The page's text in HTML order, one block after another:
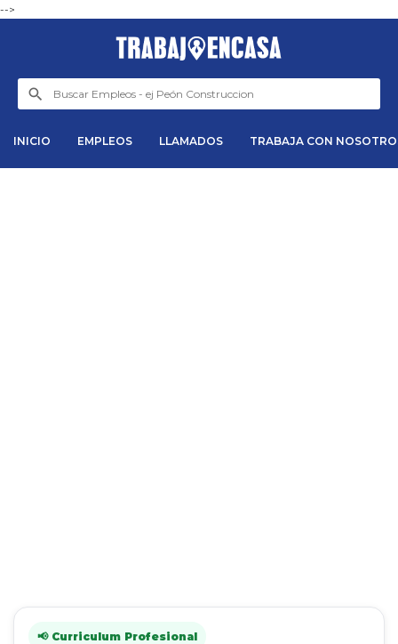
-->
INICIO EMPLEOS LLAMADOS TRABAJA CON
📢 Curriculum Profesional